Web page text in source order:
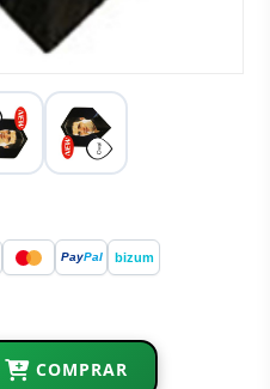
PayPal bizum
COMPRAR